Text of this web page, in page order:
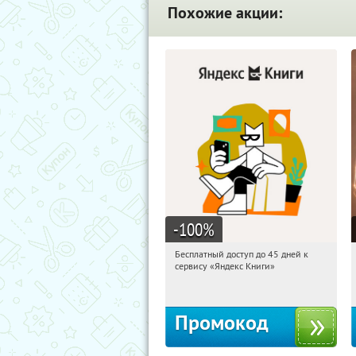
Похожие акции:
-100%
19:26:41
Получи первым!
Бесплатный доступ до 45 дней к
сервису «Яндекс Книги»
Промокод